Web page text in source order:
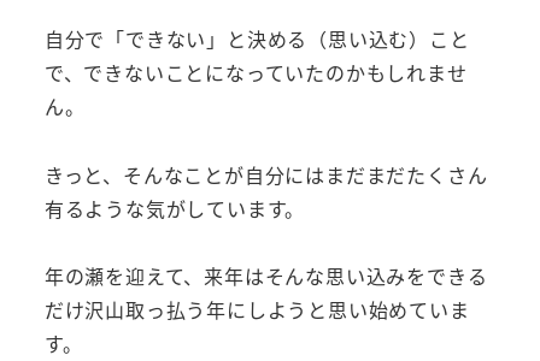
自分で「できない」と決める（思い込む）こと
で、できないことになっていたのかもしれませ
ん。
きっと、そんなことが自分にはまだまだたくさん
有るような気がしています。
年の瀬を迎えて、来年はそんな思い込みをできる
だけ沢山取っ払う年にしようと思い始めていま
す。